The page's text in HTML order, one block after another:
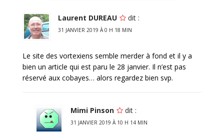
Laurent DUREAU dit :
31 JANVIER 2019 À 0 H 18 MIN
Le site des vortexiens semble merder à fond et il y a
bien un article qui est paru le 28 janvier. Il n’est pas
réservé aux cobayes… alors regardez bien svp.
Mimi Pinson dit :
31 JANVIER 2019 À 10 H 14 MIN